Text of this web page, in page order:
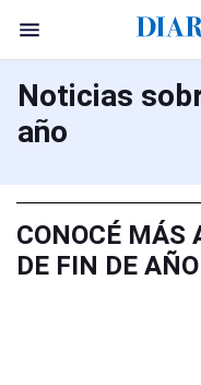
Noticias
año
CONOCÉ MÁS
DE FIN DE AÑO